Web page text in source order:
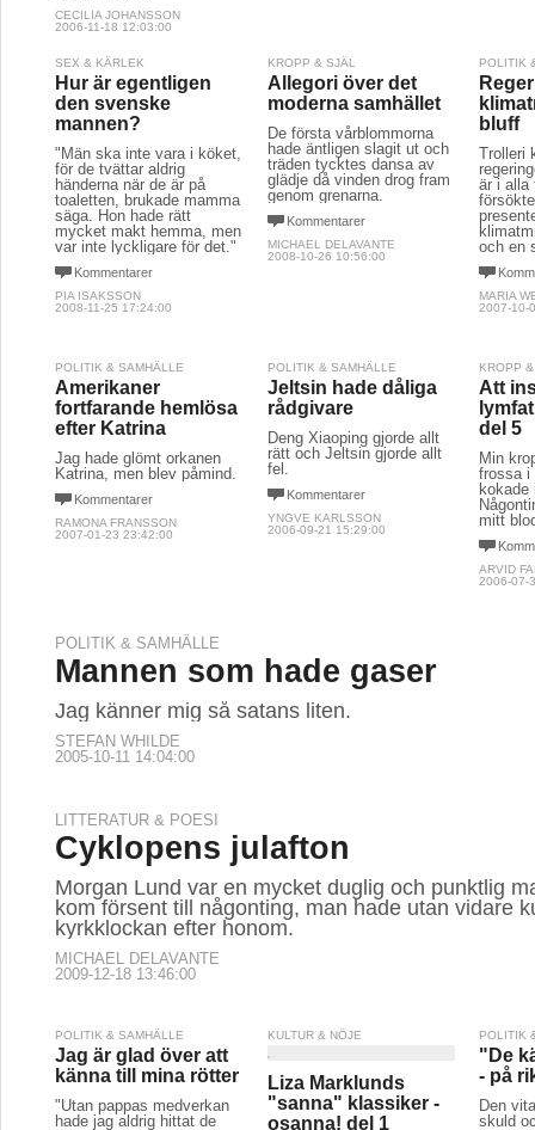
CECILIA JOHANSSON
2006-11-18 12:03:00
SEX & KÄRLEK
Hur är egentligen
den svenske
mannen?
"Män ska inte vara i köket,
för de tvättar aldrig
händerna när de är på
toaletten, brukade mamma
säga. Hon hade rätt
mycket makt hemma, men
var inte lyckligare för det."
Kommentarer
PIA ISAKSSON
2008-11-25 17:24:00
KROPP & SJÄL
Allegori över det
moderna samhället
De första vårblommorna
hade äntligen slagit ut och
träden tycktes dansa av
glädje då vinden drog fram
genom grenarna.
Kommentarer
MICHAEL DELAVANTE
2008-10-26 10:56:00
POLITIK
bluff
Trolleri
är i alla
och en
MARIA
2007-10-
POLITIK & SAMHÄLLE
Amerikaner
fortfarande hemlösa
efter Katrina
Jag hade glömt orkanen
Katrina, men blev påmind.
Kommentarer
RAMONA FRANSSON
2007-01-23 23:42:00
POLITIK & SAMHÄLLE
Jeltsin hade dåliga
rådgivare
Deng Xiaoping gjorde allt
rätt och Jeltsin gjorde allt
fel.
Kommentarer
YNGVE KARLSSON
2006-09-21 15:29:00
KROPP
Att
del 5
Min
frossa i
kokade
mitt
ARVID
2006-07-
POLITIK & SAMHÄLLE
Mannen som hade gaser
Jag känner mig så satans liten.
STEFAN WHILDE
2005-10-11 14:04:00
LITTERATUR & POESI
Cyklopens julafton
Morgan Lund var en mycket duglig och punktlig
kom försent till någonting, man hade utan vidare
kyrkklockan efter honom.
MICHAEL DELAVANTE
2009-12-18 13:46:00
POLITIK & SAMHÄLLE
Jag är glad över att
känna till mina rötter
"Utan pappas medverkan
hade jag aldrig hittat de
KULTUR & NÖJE
Liza Marklunds
"sanna" klassiker -
osanna! del 1
POLITIK
"De
- på
Den
skuld